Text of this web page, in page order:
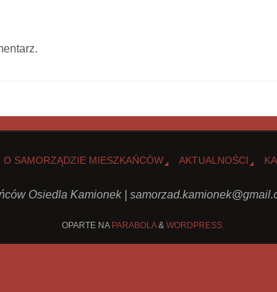
O SAMORZĄDZIE MIESZKAŃCÓW AKTUALNOŚCI
Osiedla Kamionek |
OPARTE NA PARABOLA& WORDPRESS.